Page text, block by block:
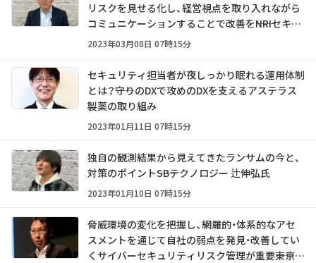
リスクを見せる化し、経営視点を取り入れながら
コミュニケーションすることで改善を――NRIセキュ
アテクノロジーズ 足立道拡氏
2023年03月08日 07時15分
セキュリティ担当者が夜しっかり眠れる運用体制
とは？――守りのDXで攻めのDXを支えるアステラス
製薬の取り組み
2023年01月11日 07時15分
独自の観測結果から見えてきたランサムの今と、
対策のポイント――SBテクノロジー 辻伸弘氏
2023年01月10日 07時15分
脅威環境の変化を把握し、網羅的・体系的なアセ
スメントを通じて自社の弱点を発見・改善してい
くサイバーセキュリティリスク管理が重要――東京海